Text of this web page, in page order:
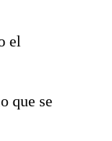
el
que se